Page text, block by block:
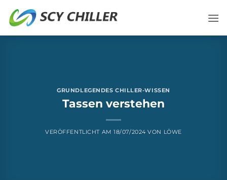
Inhalt
GRUNDLEGENDES CHILLER-WISSEN
Tassen verstehen
VERÖFFENTLICHT AM18/07/2024 VON LÖWE